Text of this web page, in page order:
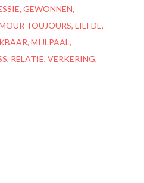
GEWONNEN
TOUJOURS LIEFDE
MIJLPAAL
RELATIE VERKERING